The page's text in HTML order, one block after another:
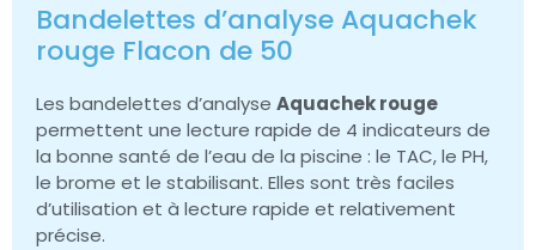
Bandelettes d’analyse Aquachek
rouge Flacon de 50
Les bandelettes d’analyse Aquachek rouge
permettent une lecture rapide de 4 indicateurs de
la bonne santé de l’eau de la piscine : le TAC, le PH,
le brome et le stabilisant. Elles sont très faciles
d’utilisation et à lecture rapide et relativement
précise.